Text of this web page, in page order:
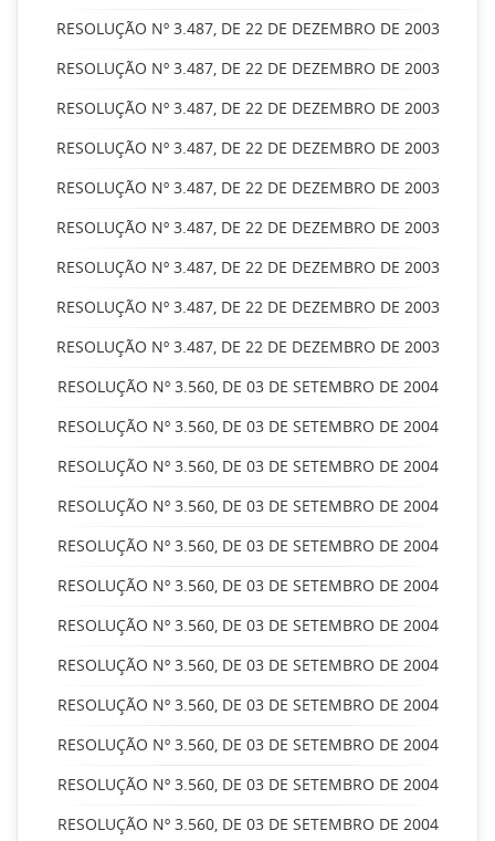
RESOLUÇÃO Nº 3.487, DE 22 DE DEZEMBRO DE 2003
RESOLUÇÃO Nº 3.487, DE 22 DE DEZEMBRO DE 2003
RESOLUÇÃO Nº 3.487, DE 22 DE DEZEMBRO DE 2003
RESOLUÇÃO Nº 3.487, DE 22 DE DEZEMBRO DE 2003
RESOLUÇÃO Nº 3.487, DE 22 DE DEZEMBRO DE 2003
RESOLUÇÃO Nº 3.487, DE 22 DE DEZEMBRO DE 2003
RESOLUÇÃO Nº 3.487, DE 22 DE DEZEMBRO DE 2003
RESOLUÇÃO Nº 3.487, DE 22 DE DEZEMBRO DE 2003
RESOLUÇÃO Nº 3.487, DE 22 DE DEZEMBRO DE 2003
RESOLUÇÃO Nº 3.560, DE 03 DE SETEMBRO DE 2004
RESOLUÇÃO Nº 3.560, DE 03 DE SETEMBRO DE 2004
RESOLUÇÃO Nº 3.560, DE 03 DE SETEMBRO DE 2004
RESOLUÇÃO Nº 3.560, DE 03 DE SETEMBRO DE 2004
RESOLUÇÃO Nº 3.560, DE 03 DE SETEMBRO DE 2004
RESOLUÇÃO Nº 3.560, DE 03 DE SETEMBRO DE 2004
RESOLUÇÃO Nº 3.560, DE 03 DE SETEMBRO DE 2004
RESOLUÇÃO Nº 3.560, DE 03 DE SETEMBRO DE 2004
RESOLUÇÃO Nº 3.560, DE 03 DE SETEMBRO DE 2004
RESOLUÇÃO Nº 3.560, DE 03 DE SETEMBRO DE 2004
RESOLUÇÃO Nº 3.560, DE 03 DE SETEMBRO DE 2004
RESOLUÇÃO Nº 3.560, DE 03 DE SETEMBRO DE 2004